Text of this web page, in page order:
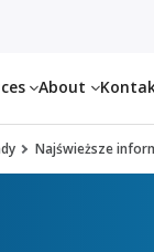
About
Najświeższe